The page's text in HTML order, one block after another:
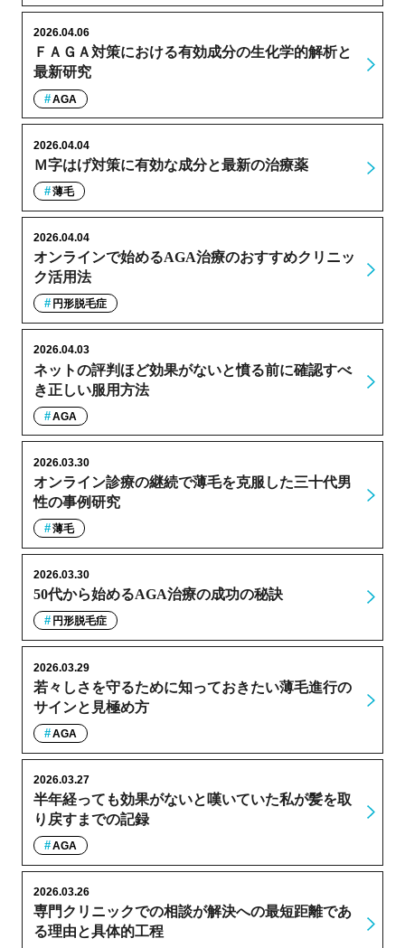
ＦＡＧＡ対策における有効成分の生化学的解析と
最新研究
2026.04.06
AGA
Ｍ字はげ対策に有効な成分と最新の治療薬
2026.04.04
薄毛
オンラインで始めるAGA治療のおすすめクリニッ
ク活用法
2026.04.04
円形脱毛症
ネットの評判ほど効果がないと憤る前に確認すべ
き正しい服用方法
2026.04.03
AGA
オンライン診療の継続で薄毛を克服した三十代男
性の事例研究
2026.03.30
薄毛
50代から始めるAGA治療の成功の秘訣
2026.03.30
円形脱毛症
若々しさを守るために知っておきたい薄毛進行の
サインと見極め方
2026.03.29
AGA
半年経っても効果がないと嘆いていた私が髪を取
り戻すまでの記録
2026.03.27
AGA
専門クリニックでの相談が解決への最短距離であ
る理由と具体的工程
2026.03.26